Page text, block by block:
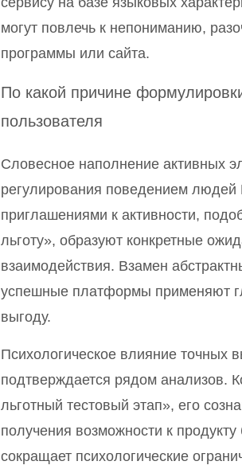
могут повлечь к непониманию,
программы или сайта.
По какой причине
пользователя
Словесное наполнение активных
регулирования поведением
приглашениями к активности,
льготу», образуют конкретные
взаимодействия. Взамен
успешные платформы применяют
выгоду.
Психологическое влияние точных
подтверждается рядом анализов.
льготный тестовый этап», его
получения возможности к
сокращает психологические